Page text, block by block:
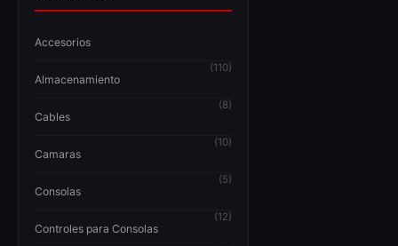
Accesorios
(110)
Almacenamiento
(8)
Cables
(10)
Camaras
(5)
Consolas
(12)
Controles para Consolas